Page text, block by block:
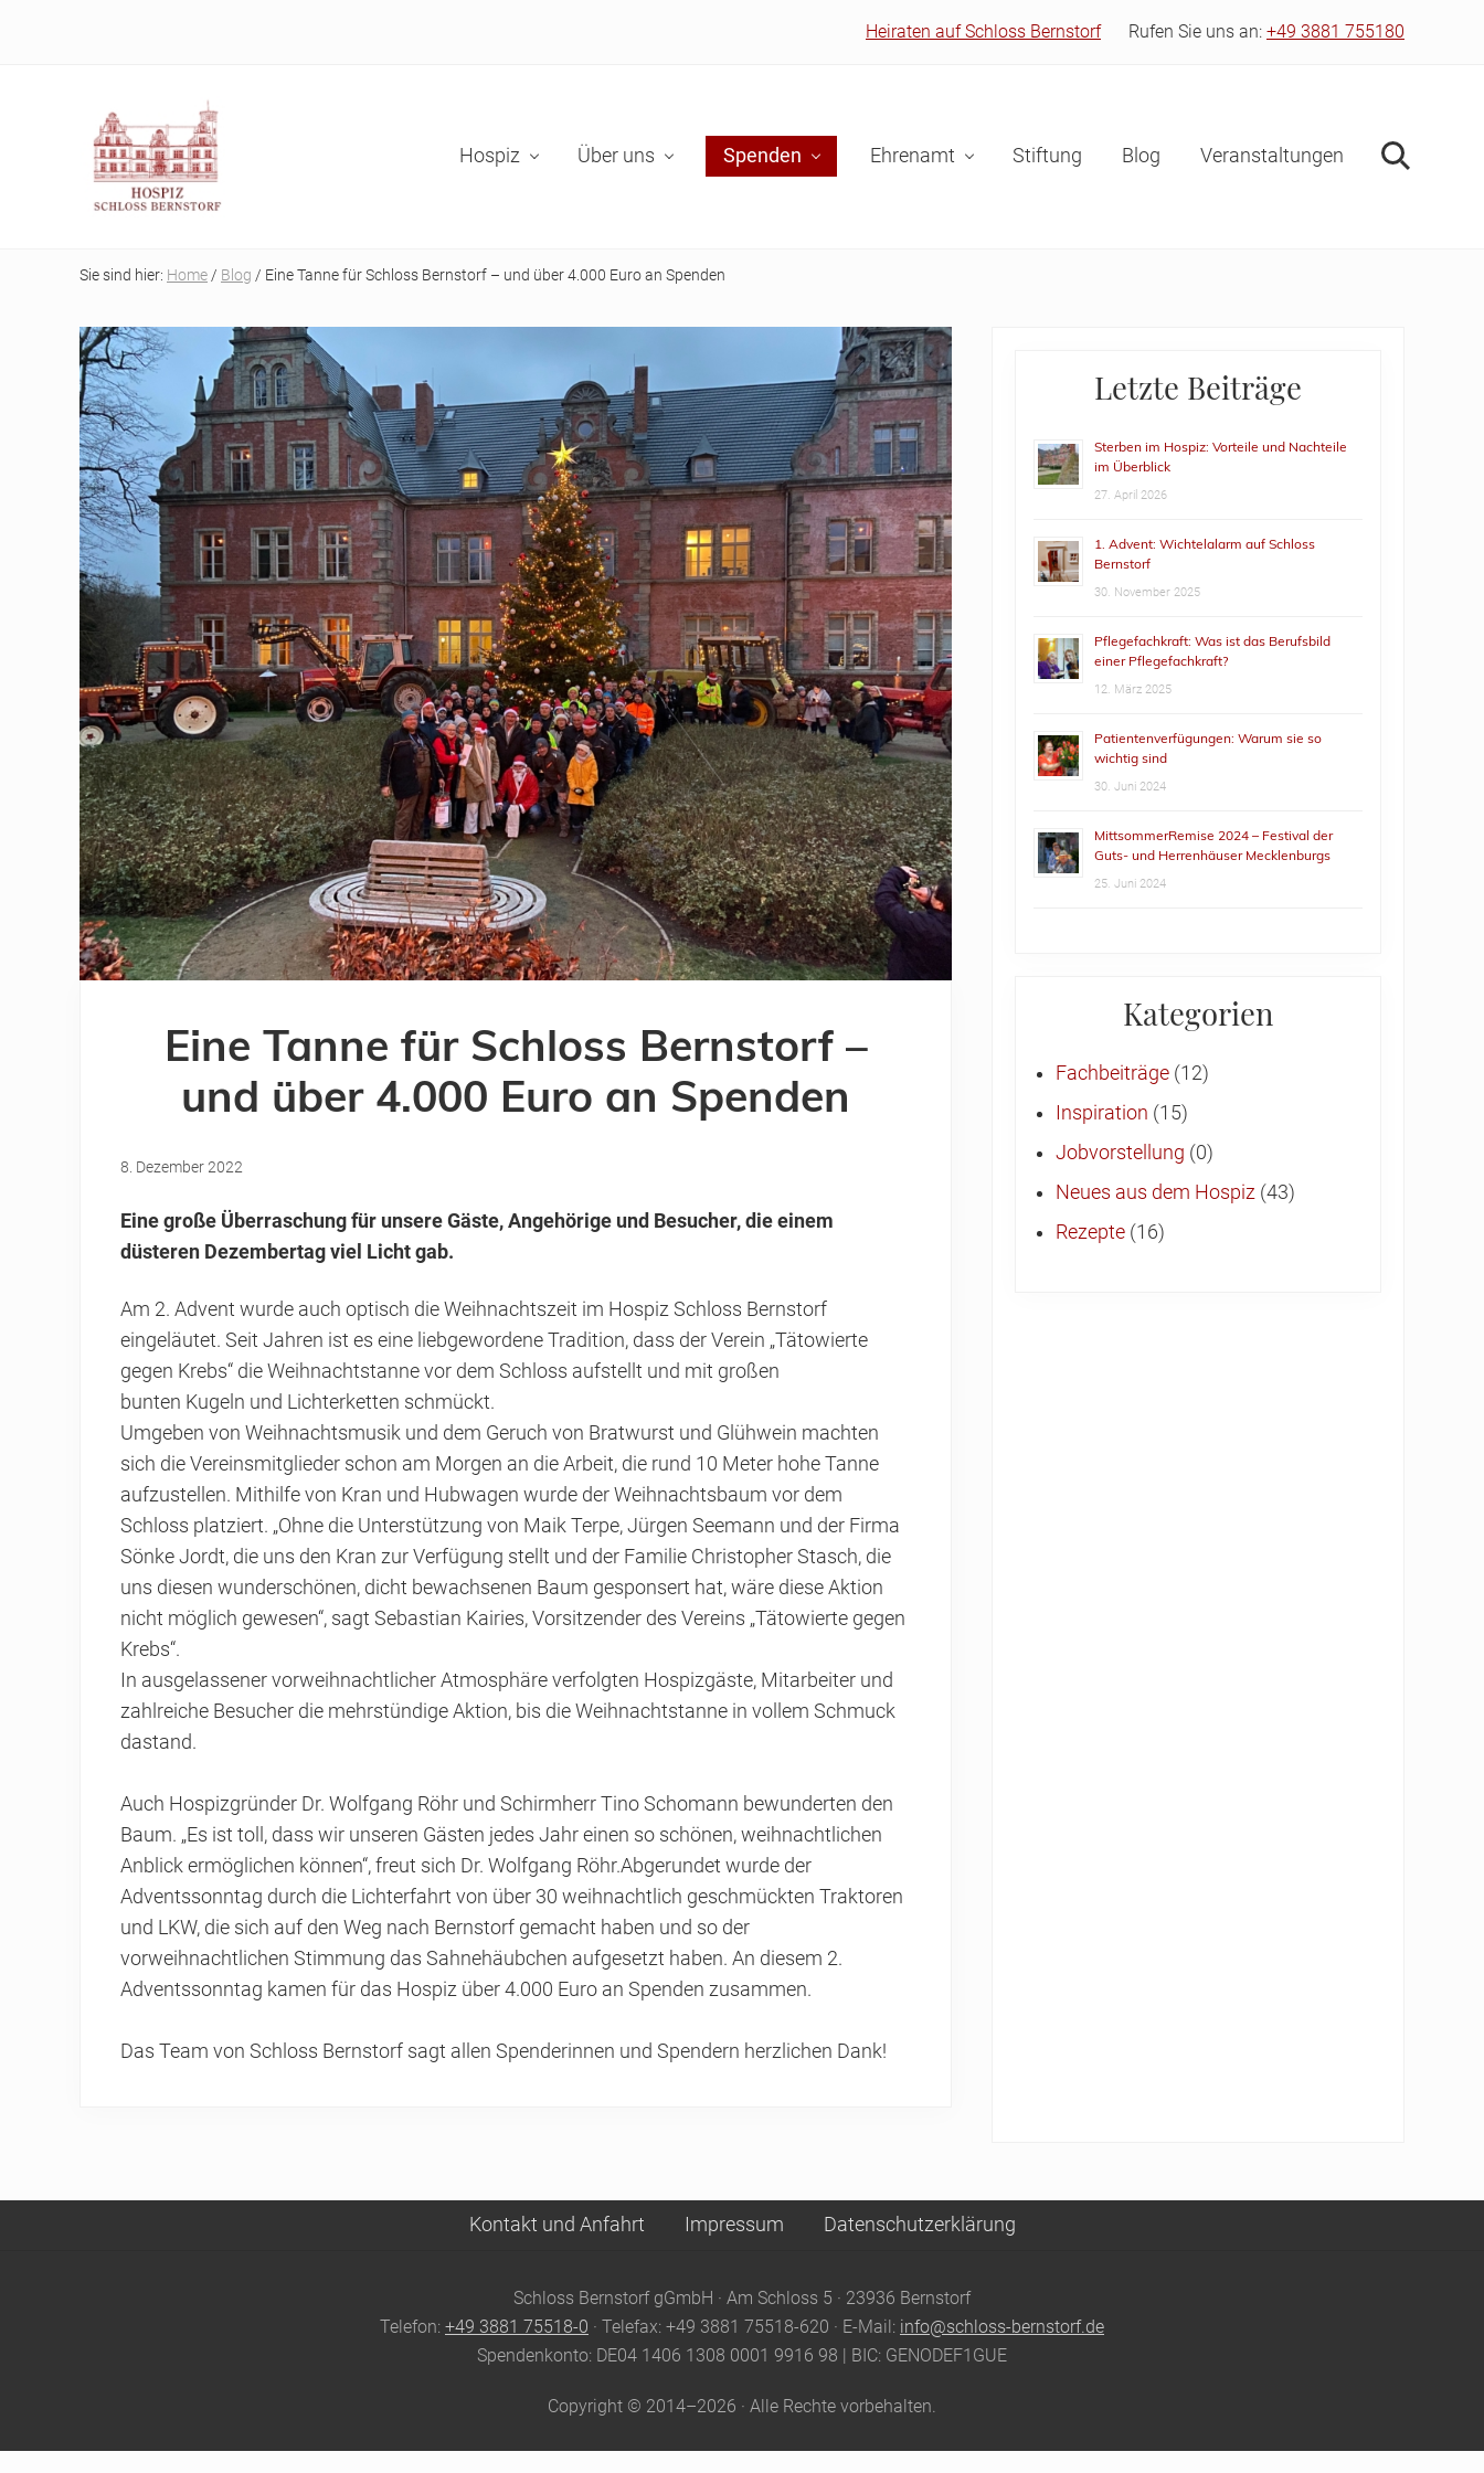
Heiraten auf Schloss Bernstorf Rufen Sie uns an: +49 3881 755180
auf
Reise
Hospiz Über uns Spenden Ehrenamt Stiftung Blog Veranstaltungen Suche
Sie sind hier: Home / Blog / Eine Tanne für Schloss Bernstorf – und über 4.000 Euro an Spenden
Eine Tanne für Schloss Bernstorf –
und über 4.000 Euro an Spenden
8. Dezember 2022
Eine große Überraschung für unsere Gäste, Angehörige und Besucher, die einem
düsteren Dezembertag viel Licht gab.
Am 2. Advent wurde auch optisch die Weihnachtszeit im Hospiz Schloss Bernstorf
eingeläutet. Seit Jahren ist es eine liebgewordene Tradition, dass der Verein „Tätowierte
gegen Krebs“ die Weihnachtstanne vor dem Schloss aufstellt und mit großen
bunten Kugeln und Lichterketten schmückt.
Umgeben von Weihnachtsmusik und dem Geruch von Bratwurst und Glühwein machten
sich die Vereinsmitglieder schon am Morgen an die Arbeit, die rund 10 Meter hohe Tanne
aufzustellen. Mithilfe von Kran und Hubwagen wurde der Weihnachtsbaum vor dem
Schloss platziert. „Ohne die Unterstützung von Maik Terpe, Jürgen Seemann und der Firma
Sönke Jordt, die uns den Kran zur Verfügung stellt und der Familie Christopher Stasch, die
uns diesen wunderschönen, dicht bewachsenen Baum gesponsert hat, wäre diese Aktion
nicht möglich gewesen“, sagt Sebastian Kairies, Vorsitzender des Vereins „Tätowierte gegen
Krebs“.
In ausgelassener vorweihnachtlicher Atmosphäre verfolgten Hospizgäste, Mitarbeiter und
zahlreiche Besucher die mehrstündige Aktion, bis die Weihnachtstanne in vollem Schmuck
dastand.
Auch Hospizgründer Dr. Wolfgang Röhr und Schirmherr Tino Schomann bewunderten den
Baum. „Es ist toll, dass wir unseren Gästen jedes Jahr einen so schönen, weihnachtlichen
Anblick ermöglichen können“, freut sich Dr. Wolfgang Röhr.Abgerundet wurde der
Adventssonntag durch die Lichterfahrt von über 30 weihnachtlich geschmückten Traktoren
und LKW, die sich auf den Weg nach Bernstorf gemacht haben und so der
vorweihnachtlichen Stimmung das Sahnehäubchen aufgesetzt haben. An diesem 2.
Adventssonntag kamen für das Hospiz über 4.000 Euro an Spenden zusammen.
Das Team von Schloss Bernstorf sagt allen Spenderinnen und Spendern herzlichen Dank!
PrimaryLetzte Beiträge
Sterben im Hospiz: Vorteile und Nachteile
im Überblick
27. April 2026
1. Advent: Wichtelalarm auf Schloss
Bernstorf
30. November 2025
Pflegefachkraft: Was ist das Berufsbild
einer Pflegefachkraft?
12. März 2025
Patientenverfügungen: Warum sie so
wichtig sind
30. Juni 2024
MittsommerRemise 2024 – Festival der
Guts- und Herrenhäuser Mecklenburgs
25. Juni 2024
Kategorien
Fachbeiträge (12)
Inspiration (15)
Jobvorstellung (0)
Neues aus dem Hospiz (43)
Rezepte (16)
Kontakt und Anfahrt Impressum Datenschutzerklärung
Schloss Bernstorf gGmbH · Am Schloss 5 · 23936 Bernstorf
Telefon: +49 3881 75518-0 · Telefax: +49 3881 75518-620 · E-Mail: info@schloss-bernstorf.de
Spendenkonto: DE04 1406 1308 0001 9916 98 | BIC: GENODEF1GUE
Copyright © 2014–2026 · Alle Rechte vorbehalten.